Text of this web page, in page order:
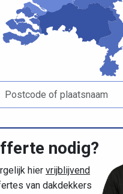
nodig?
hier vrijblijvend
van dakdekkers